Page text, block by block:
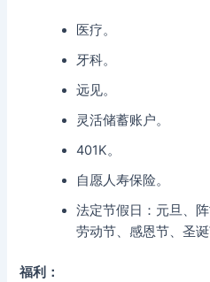
医疗。
牙科。
远见。
灵活储蓄账户。
401K。
自愿人寿保险。
法定节假日：元旦、
劳动节、感恩节、圣诞
福利：